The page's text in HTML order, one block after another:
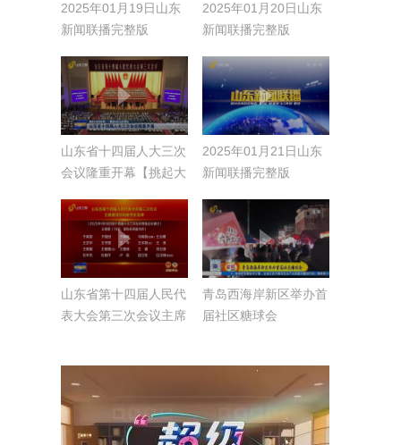
2025年01月19日山东
新闻联播完整版
2025年01月20日山东
新闻联播完整版
山东省十四届人大三次
会议隆重开幕【挑起大
2025山东两会】
2025年01月21日山东
新闻联播完整版
山东省第十四届人民代
表大会第三次会议主席
焦2025山东两会】
青岛西海岸新区举办首
届社区糖球会